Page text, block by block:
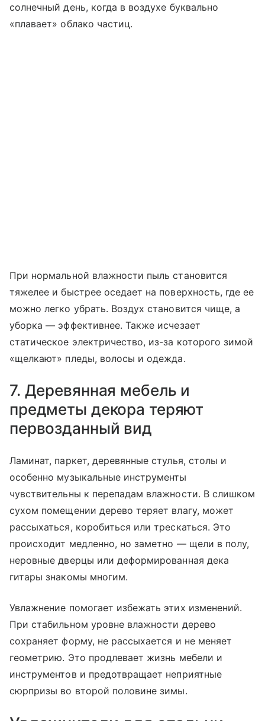
солнечный день, когда в воздухе буквально
«плавает» облако частиц.
При нормальной влажности пыль становится
тяжелее и быстрее оседает на поверхность, где ее
можно легко убрать. Воздух становится чище, а
уборка — эффективнее. Также исчезает
статическое электричество, из-за которого зимой
«щелкают» пледы, волосы и одежда.
7. Деревянная мебель и
предметы декора теряют
первозданный вид
Ламинат, паркет, деревянные стулья, столы и
особенно музыкальные инструменты
чувствительны к перепадам влажности. В слишком
сухом помещении дерево теряет влагу, может
рассыхаться, коробиться или трескаться. Это
происходит медленно, но заметно — щели в полу,
неровные дверцы или деформированная дека
гитары знакомы многим.
Увлажнение помогает избежать этих изменений.
При стабильном уровне влажности дерево
сохраняет форму, не рассыхается и не меняет
геометрию. Это продлевает жизнь мебели и
инструментов и предотвращает неприятные
сюрпризы во второй половине зимы.